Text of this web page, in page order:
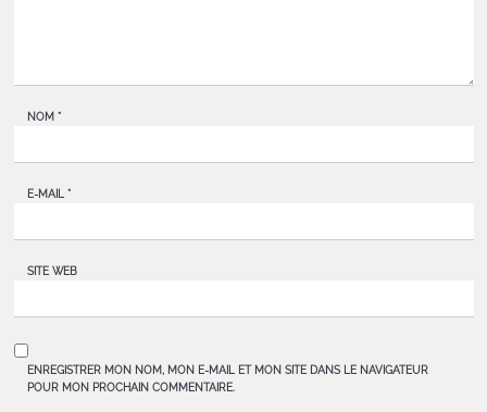
NOM *
E-MAIL *
SITE WEB
ENREGISTRER MON NOM, MON E-MAIL ET MON SITE DANS LE NAVIGATEUR
POUR MON PROCHAIN COMMENTAIRE.